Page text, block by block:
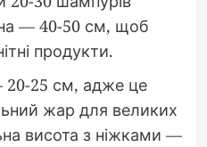
— 40-50 см, щоб
продукти.
20-25 см, адже це
жар для великих
висота з ніжками —